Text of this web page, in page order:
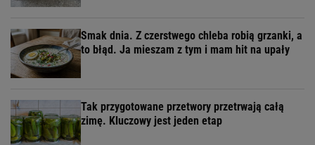
Smak dnia. Z czerstwego chleba robią grzanki, a
to błąd. Ja mieszam z tym i mam hit na upały
Tak przygotowane przetwory przetrwają całą
zimę. Kluczowy jest jeden etap